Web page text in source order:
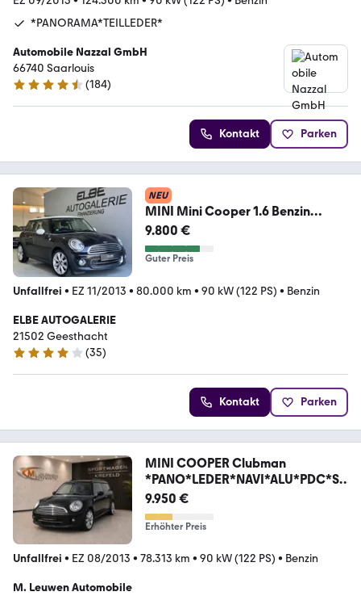
*PANORAMA*TEILLEDER*
Automobile Nazzal GmbH
66740 Saarlouis
4.6 Sterne
(184)
Kontakt Parken
NEU
MINI Mini Cooper 1.6 Benzin
Leder/Panorama/Xenon/Navi
9.800 €
Guter Preis
Unfallfrei • EZ 11/2013 • 80.000 km • 90 kW (122 PS) • Benzin
ELBE AUTOGALERIE
21502 Geesthacht
4.2 Sterne
(35)
Kontakt Parken
MINI COOPER Clubman
*PANO*LEDER*NAVI*ALU*PDC*SH
ZG*
9.950 €
Erhöhter Preis
Unfallfrei • EZ 08/2013 • 78.313 km • 90 kW (122 PS) • Benzin
M. Leuwen Automobile